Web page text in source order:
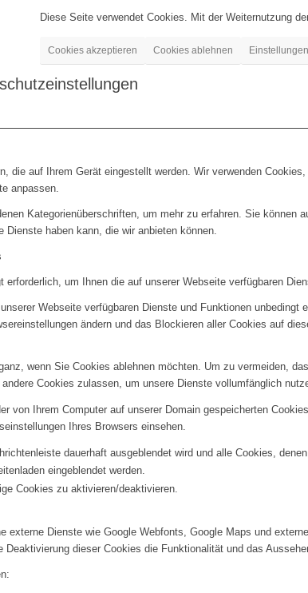
Diese Seite verwendet Cookies. Mit der Weiternutzung
Cookies akzeptieren Cookies ablehnen Einstellungen
die auf Ihrem Gerät eingestellt werden. Wir verwenden
anpassen.
Kategorienüberschriften, um mehr zu erfahren. Sie
Dienste haben kann, die wir anbieten können.
erforderlich, um Ihnen die auf unserer Webseite verfügbaren
Webseite verfügbaren Dienste und Funktionen
ändern und das Blockieren aller Cookies auf
wenn Sie Cookies ablehnen möchten. Um zu vermeiden,
Cookies zulassen, um unsere Dienste vollumfänglich
von Ihrem Computer auf unserer Domain gespeicherten
Ihres Browsers einsehen.
dauerhaft ausgeblendet wird und alle Cookies,
eingeblendet werden.
Cookies zu aktivieren/deaktivieren.
externe Dienste wie Google Webfonts, Google Maps und
dieser Cookies die Funktionalität und das